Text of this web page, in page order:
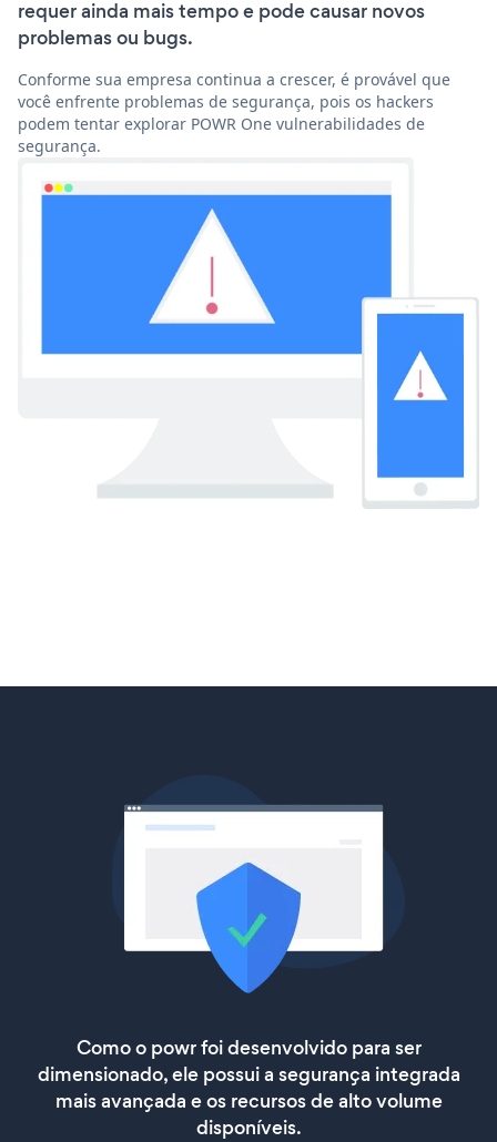
requer ainda mais tempo e pode causar novos
problemas ou bugs.
Conforme sua empresa continua a crescer, é provável que
você enfrente problemas de segurança, pois os hackers
podem tentar explorar POWR One vulnerabilidades de
segurança.
Como o powr foi desenvolvido para ser
dimensionado, ele possui a segurança integrada
mais avançada e os recursos de alto volume
disponíveis.